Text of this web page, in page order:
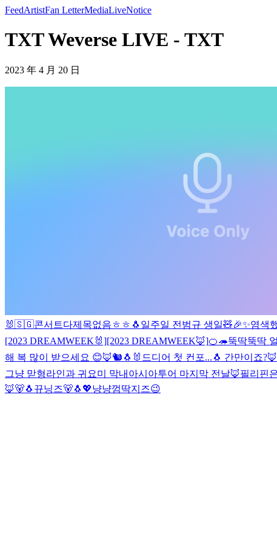
FeedArtistFan LetterMediaLiveNotice
TXT Weverse LIVE - TXT
2023 年 4 月 20 日
🐰🇸🇬콘서트다제목없음ㅎㅎ🐧 일주일 전 범규 생일🧸🎉✨️염색
[2023 DREAMWEEK🐰][2023 DREAMWEEK🦊]🍊🦔뚝딱뚝딱
해 복 많이 받으세요 😊🦊🐿🐧 🐰 드디어 첫 컨포...🐧 간만이죠?🦊
그냥 맏형라인과 귀요미 막내 아시아투어 마지막 전날🦊필리핀
🦊🐻🐧 뀨닝즈🐻🐧💖냥냥껌딱지즈😉